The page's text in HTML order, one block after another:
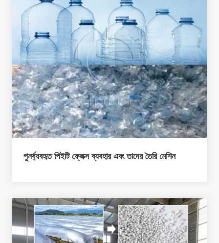
পুনর্ব্যবহৃত পিইটি ফ্লেক্স ব্যবহার এবং তাদের তৈরি মেশিন